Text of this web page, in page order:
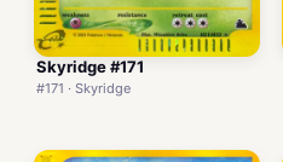
Skyridge #171
#171 · Skyridge